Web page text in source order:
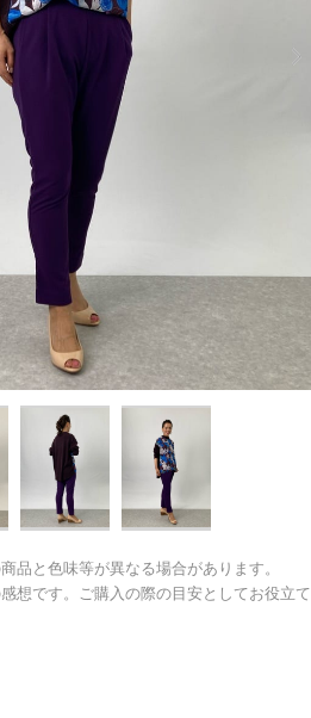
品と色味等が異なる場合があります。
想です。ご購入の際の目安としてお役立て